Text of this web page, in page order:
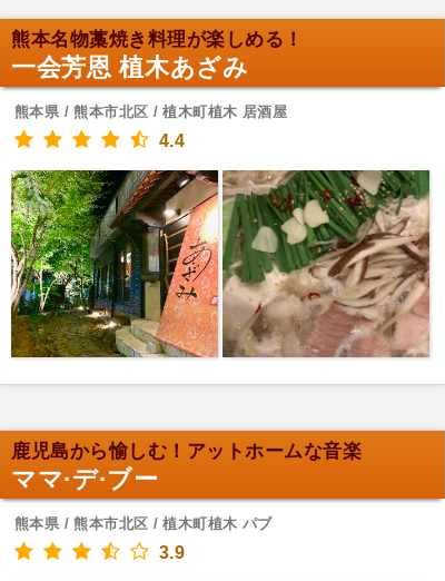
熊本名物藁焼き料理が楽しめる！
一会芳恩 植木あざみ
熊本県 / 熊本市北区 / 植木町植木 居酒屋
4.4
鹿児島から愉しむ！アットホームな音楽
ママ·デ·ブー
熊本県 / 熊本市北区 / 植木町植木 パブ
3.9